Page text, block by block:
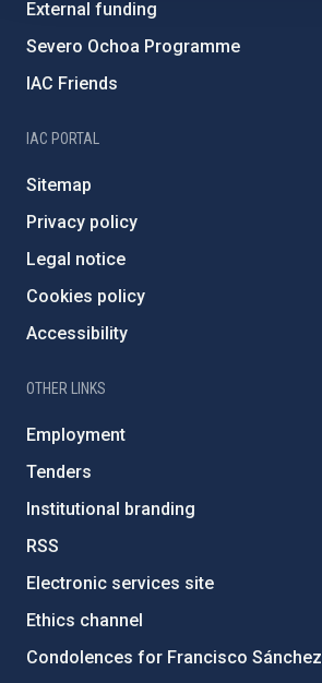
External funding
Severo Ochoa Programme
IAC Friends
IAC PORTAL
Sitemap
Privacy policy
Legal notice
Cookies policy
Accessibility
OTHER LINKS
Employment
Tenders
Institutional branding
RSS
Electronic services site
Ethics channel
Condolences for Francisco Sánchez